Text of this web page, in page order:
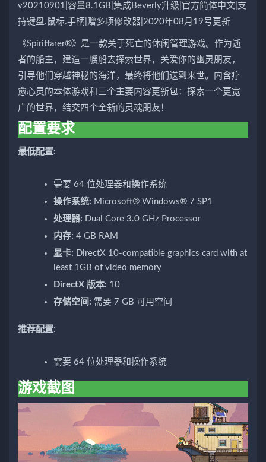
v20210901|容量8.1GB|集成Beverly升级|官方简体中文|支
持键盘.鼠标.手柄|赠多项修改器|2020年08月19号更新
《Spiritfarer®》是一款关于死亡的休闲管理游戏。作为逝
者的船主，建造一艘船去探索世界，关爱你的幽灵朋友，
引导他们穿越神秘的海洋，最终将他们送到来世。内含疗
愈心灵的本体游戏和三个主要内容更新包：探索一个更宽
广的世界，结交四个全新的灵魂朋友！
配置要求
最低配置:
需要 64 位处理器和操作系统
操作系统: Microsoft® Windows® 7 SP1
处理器: Dual Core 3.0 GHz Processor
内存: 4 GB RAM
显卡: DirectX 10-compatible graphics card with at
least 1GB of video memory
DirectX 版本: 10
存储空间: 需要 7 GB 可用空间
推荐配置:
需要 64 位处理器和操作系统
游戏截图